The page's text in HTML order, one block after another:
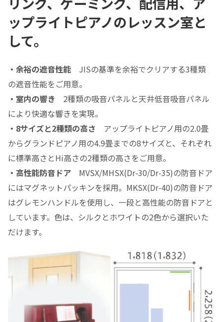
ップライトピアノのレッスン室と
して。
・余裕の遮音性能 JISの基準を余裕でクリアする3種類
の遮音性能をご用意。
・室内の響き 2種類の吸音パネルと天井低音吸音パネル
により快適な響きを実現。
・8サイズと2種類の高さ アップライトピアノ用の2.0畳
からグランドピアノ用の4.9畳までの8サイズと、それぞれ
に標準高さとHi高さの2種類の高さをご用意。
・高性能防音ドア MVSX/MHSX(Dr-30/Dr-35)の防音ドア
にはマグネットパッキンを採用。MKSX(Dr-40)の防音ドア
はグレモンハンドルを使用し、一段と高性能の防音ドアと
しています。色は、シルクとホワイトの2色から選択いた
だけます。